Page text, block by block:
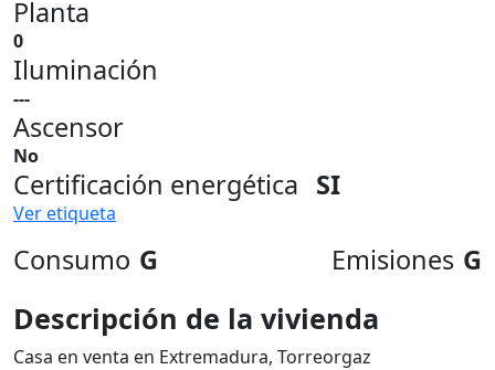
Planta
0
Iluminación
---
Ascensor
No
Certificación energética SI
Ver etiqueta
Consumo G Emisiones G
Descripción de la vivienda
Casa en venta en Extremadura, Torreorgaz